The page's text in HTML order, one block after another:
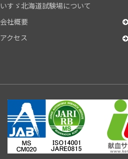
いすゞ北海道試験場について
会社概要
アクセス